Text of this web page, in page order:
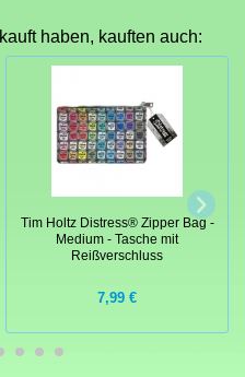
haben, kauften auch:
Tim Holtz Distress® Zipper Bag -
Medium - Tasche mit
Reißverschluss
7,99 €